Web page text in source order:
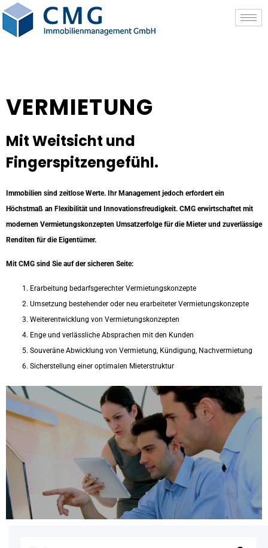
VERMIETUNG
Mit Weitsicht und
Fingerspitzengefühl.
Immobilien sind zeitlose Werte. Ihr Management jedoch erfordert ein
Höchstmaß an Flexibilität und Innovationsfreudigkeit. CMG erwirtschaftet mit
modernen Vermietungskonzepten Umsatzerfolge für die Mieter und zuverlässige
Renditen für die Eigentümer.
Mit CMG sind Sie auf der sicheren Seite:
Erarbeitung bedarfsgerechter Vermietungskonzepte
Umsetzung bestehender oder neu erarbeiteter Vermietungskonzepte
Weiterentwicklung von Vermietungskonzepten
Enge und verlässliche Absprachen mit den Kunden
Souveräne Abwicklung von Vermietung, Kündigung, Nachvermietung
Sicherstellung einer optimalen Mieterstruktur